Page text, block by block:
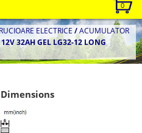
0
ELECTRICE /ACUMULATOR
12V 32AH GEL LG32-12 LONG
Dimensions